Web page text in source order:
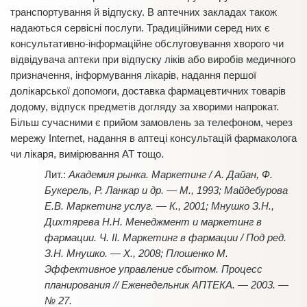
транспортування й відпуску. В аптечних закладах також
надаються сервісні послуги. Традиційними серед них є
консультативно-інформаційне обслуговування хворого чи
відвідувача аптеки при відпуску ліків або виробів медичного
призначення, інформування лікарів, надання першої
долікарської допомоги, доставка фармацевтичних товарів
додому, відпуск предметів догляду за хворими напрокат.
Більш сучасними є прийом замовлень за телефоном, через
мережу Internet, надання в аптеці консультацій фармаколога
чи лікаря, вимірювання АТ тощо.
Академия рынка. Маркетинг / А. Дайан, Ф.
Букерель, Р. Ланкар и др. — М., 1993; Майдебурова
Е.В. Маркетинг услуг. — К., 2001; Мнушко З.Н.,
Дихтярева Н.Н. Менеджмент и маркетинг в
фармации. Ч. II. Маркетинг в фармации / Под ред.
З.Н. Мнушко. — Х., 2008; Плошенко М.
Эффективное управление сбытом. Процесс
планирования // Еженедельник АПТЕКА. — 2003. —
№ 27.